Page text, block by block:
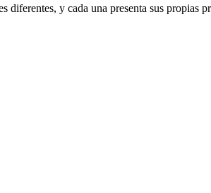
y cada una presenta sus propias